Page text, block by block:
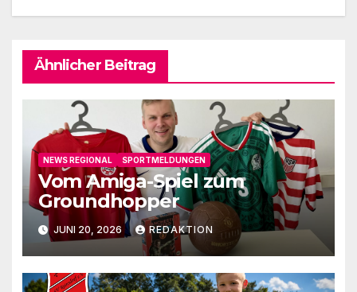
Ähnlicher Beitrag
NEWS REGIONAL SPORTMELDUNGEN
Vom Amiga-Spiel zum
Groundhopper
JUNI 20, 2026 REDAKTION